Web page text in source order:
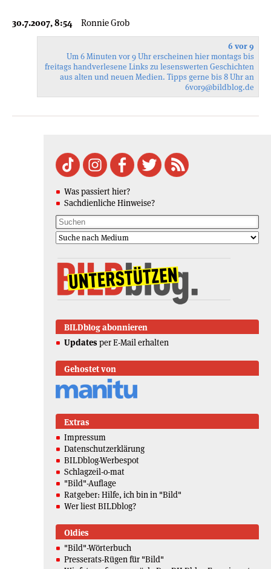
30.7.2007, 8:54 Ronnie Grob
6 vor 9
Um 6 Minuten vor 9 Uhr erscheinen hier montags bis
freitags handverlesene Links zu lesenswerten Geschichten
aus alten und neuen Medien. Tipps gerne bis 8 Uhr an
6vor9@bildblog.de
Was passiert hier?
Sachdienliche Hinweise?
BILDblog abonnieren
Updates per E-Mail erhalten
Gehostet von
Extras
Impressum
Datenschutzerklärung
BILDblog-Werbespot
Schlagzeil-o-mat
"Bild"-Auflage
Ratgeber: Hilfe, ich bin in "Bild"
Wer liest BILDblog?
Oldies
"Bild"-Wörterbuch
Presserats-Rügen für "Bild"